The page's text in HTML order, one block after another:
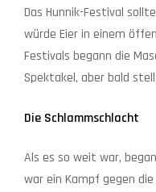
Das Hunnik-Festival
würde Eier in einem
Festivals begann die
Spektakel, aber bald
Die Schlammschlacht
Als es so weit war,
war ein Kampf gegen